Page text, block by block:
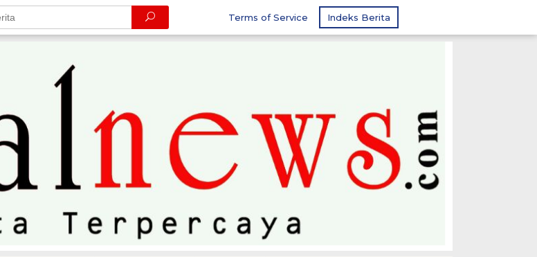
Terms of Service Indeks Berita